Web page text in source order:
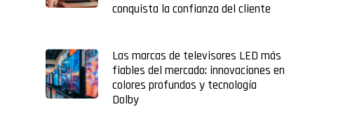
conquista la confianza del cliente
Las marcas de televisores LED más
fiables del mercado: innovaciones en
colores profundos y tecnología
Dolby